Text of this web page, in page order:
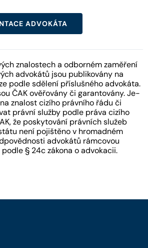
ADVOKÁTA
znalostech a odborném zaměření
advokátů jsou publikovány na
podle sdělení příslušného advokáta.
ČAK ověřovány či garantovány. Je-
znalost cizího právního řádu či
právní služby podle práva cizího
že poskytování právních služeb
není pojištěno v hromadném
advokátů rámcovou
§ 24c zákona o advokacii.